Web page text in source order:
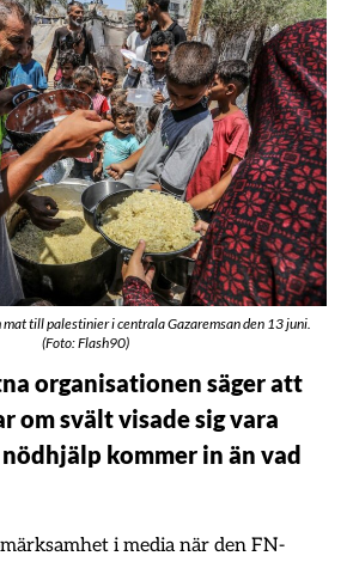
till palestinier i centrala Gazaremsan den 13 juni.
(Foto: Flash90)
organisationen säger att
om svält visade sig vara
kommer in än vad
i media när den FN-